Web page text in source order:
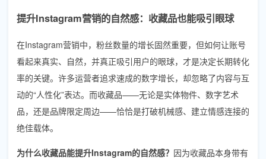
提升Instagram营销的自然感：收藏品也能吸引眼球
在Instagram营销中，粉丝数量的增长固然重要，但如何让账号
看起来真实、自然，并真正吸引用户的眼球，才是决定长期转化
率的关键。许多运营者追求速成的数字增长，却忽略了内容与互
动的“人性化”表达。而收藏品——无论是实体物件、数字艺术
品，还是品牌限定周边——恰恰是打破机械感、建立情感连接的
绝佳载体。
为什么收藏品能提升Instagram的自然感？ 因为收藏品本身带有